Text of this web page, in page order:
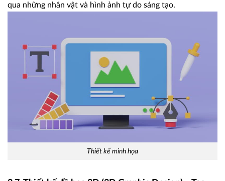
qua những nhân vật và hình ảnh tự do sáng tạo.
Thiết kế minh họa